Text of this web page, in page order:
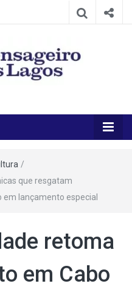
Mensageiro
dos Lagos
/
que resgatam
lançamento especial
retoma
em Cabo